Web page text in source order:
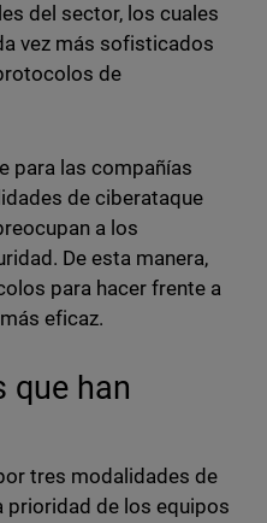
del sector, los cuales
vez más sofisticados
de
para las compañías
de ciberataque
a los
De esta manera,
para hacer frente a
eficaz.
que han
tres modalidades de
prioridad de los equipos